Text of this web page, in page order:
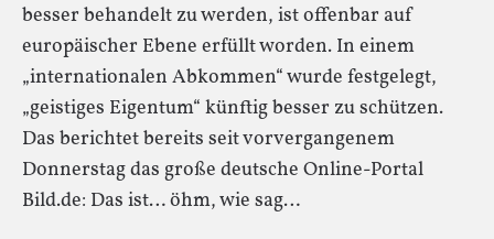
besser behandelt zu werden, ist offenbar auf
europäischer Ebene erfüllt worden. In einem
„internationalen Abkommen“ wurde festgelegt,
„geistiges Eigentum“ künftig besser zu schützen.
Das berichtet bereits seit vorvergangenem
Donnerstag das große deutsche Online-Portal
Bild.de: Das ist… öhm, wie sag…